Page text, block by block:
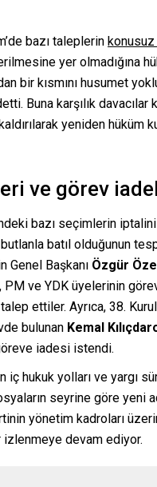
bazı taleplerin konusuz
yer olmadığına
bir kısmını husumet
Buna karşılık davacılar
yeniden hüküm
ve görev
bazı seçimlerin
butlanla batıl olduğunun
Genel Başkanı Özgür
PM ve YDK üyelerinin
talep ettiler. Ayrıca, 38.
bulunan Kemal
iadesi istendi.
iç hukuk yolları ve yargı
seyrine göre yeni
yönetim kadroları
izlenmeye devam ediyor.